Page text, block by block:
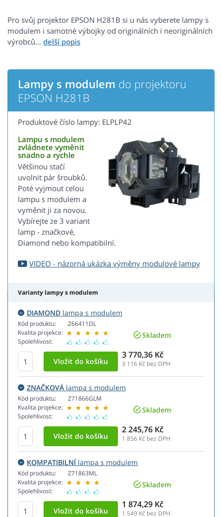
Pro svůj projektor EPSON H281B si u nás vyberete lampy s
modulem i samotné výbojky od originálních i neoriginálních
výrobců...
Lampy s modulem do projektoru
EPSON H281B
Produktové číslo lampy: ELPLP42
Lampu s modulem
zvládnete vyměnit
snadno a rychle
Většinou stačí
uvolnit pár šroubků.
Poté vyjmout celou
lampu s modulem a
vyměnit ji za novou.
Vybírejte ze 3 variant
lamp - značkové,
Diamond nebo kompatibilní.
VIDEO - názorná ukázka výměny modulové lampy
Varianty lampy s modulem
DIAMOND lampa s modulem
Kód produktu:
Kvalita projekce:
Spolehlivost:
Z66411DL
Skladem
3 770,36 Kč
3 116 Kč bez DPH
ZNAČKOVÁ lampa s modulem
Kód produktu:
Kvalita projekce:
Spolehlivost:
Z71866GLM
Skladem
2 245,76 Kč
1 856 Kč bez DPH
KOMPATIBILNÍlampa s modulem
Kód produktu:
Kvalita projekce:
Spolehlivost:
Z71863ML
Skladem
1 874,29 Kč
1 549 Kč bez DPH